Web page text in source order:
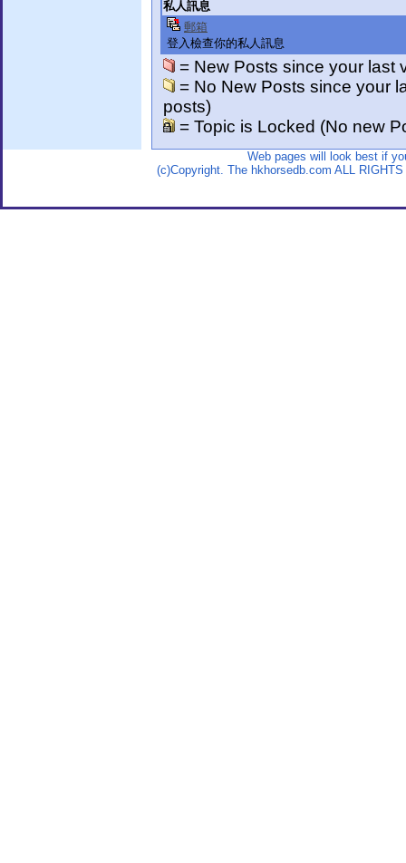
私人訊息
郵箱
登入檢查你的私人訊息
= New Posts since your last
= No New Posts since your
posts)
= Topic is Locked (No new
Web pages will look best if
(c)Copyright. The hkhorsedb.com ALL